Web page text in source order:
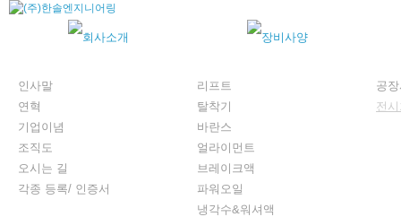
인사말
연혁
기업이념
조직도
오시는 길
각종 등록/ 인증서
리프트
탈착기
바란스
얼라이먼트
브레이크액
파워오일
냉각수&워셔액
공
전